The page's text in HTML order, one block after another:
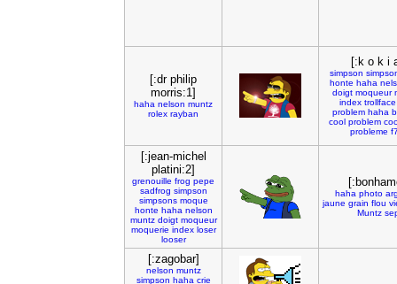
[:dr philip
morris:1]
haha nelson muntz
rolex rayban
[:k o k i
simpson
honte haha
doigt moqueur
index trollface
problem haha
cool problem
probleme
[:jean-michel
platini:2]
grenouille frog pepe
sadfrog simpson
simpsons moque
honte haha nelson
muntz doigt moqueur
moquerie index loser
looser
haha photo
jaune grain flou
Muntz
[:zagobar]
nelson muntz
simpson haha crie